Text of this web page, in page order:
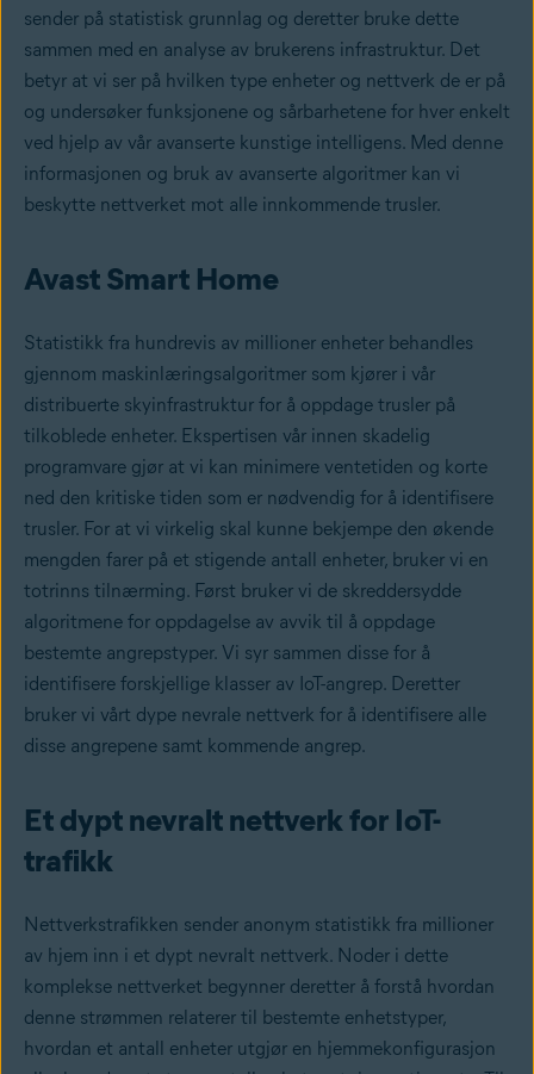
sender på statistisk grunnlag og deretter bruke dette
sammen med en analyse av brukerens infrastruktur. Det
betyr at vi ser på hvilken type enheter og nettverk de er på
og undersøker funksjonene og sårbarhetene for hver enkelt
ved hjelp av vår avanserte kunstige intelligens. Med denne
informasjonen og bruk av avanserte algoritmer kan vi
beskytte nettverket mot alle innkommende trusler.
Avast Smart Home
Statistikk fra hundrevis av millioner enheter behandles
gjennom maskinlæringsalgoritmer som kjører i vår
distribuerte skyinfrastruktur for å oppdage trusler på
tilkoblede enheter. Ekspertisen vår innen skadelig
programvare gjør at vi kan minimere ventetiden og korte
ned den kritiske tiden som er nødvendig for å identifisere
trusler. For at vi virkelig skal kunne bekjempe den økende
mengden farer på et stigende antall enheter, bruker vi en
totrinns tilnærming. Først bruker vi de skreddersydde
algoritmene for oppdagelse av avvik til å oppdage
bestemte angrepstyper. Vi syr sammen disse for å
identifisere forskjellige klasser av IoT-angrep. Deretter
bruker vi vårt dype nevrale nettverk for å identifisere alle
disse angrepene samt kommende angrep.
Et dypt nevralt nettverk for IoT-
trafikk
Nettverkstrafikken sender anonym statistikk fra millioner
av hjem inn i et dypt nevralt nettverk. Noder i dette
komplekse nettverket begynner deretter å forstå hvordan
denne strømmen relaterer til bestemte enhetstyper,
hvordan et antall enheter utgjør en hjemmekonfigurasjon